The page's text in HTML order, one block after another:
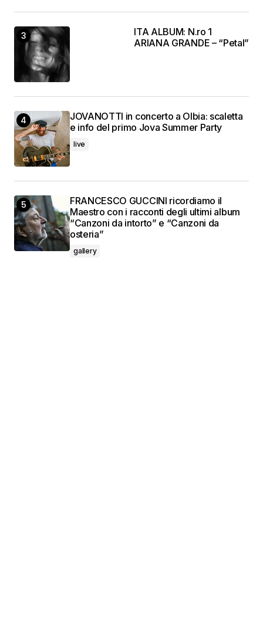
ITA ALBUM: N.ro 1
ARIANA GRANDE – “Petal”
JOVANOTTI in concerto a Olbia: scaletta
e info del primo Jova Summer Party
live
FRANCESCO GUCCINI ricordiamo il
Maestro con i racconti degli ultimi album
“Canzoni da intorto” e “Canzoni da
osteria”
gallery